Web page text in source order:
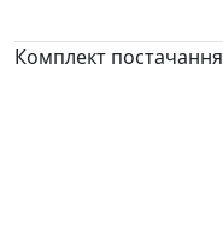
Комплект постачання